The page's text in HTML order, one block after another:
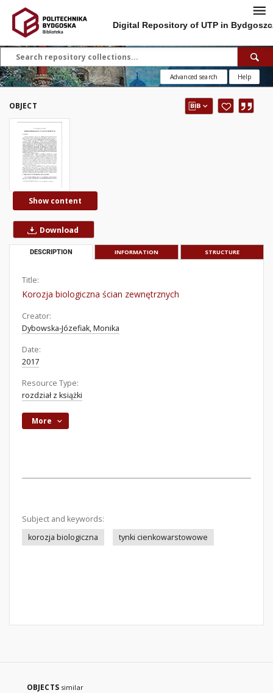
Digital Repository of UTP in
Advanced search Help
OBJECT
Show content
Download
DESCRIPTION INFORMATION STRUCTURE
Title:
Korozja biologiczna ścian zewnętrznych
Creator:
Dybowska-Józefiak, Monika
Date:
2017
Resource Type:
rozdział z książki
More
Subject and keywords:
korozja biologiczna
tynki cienkowarstowowe
OBJECTS similar